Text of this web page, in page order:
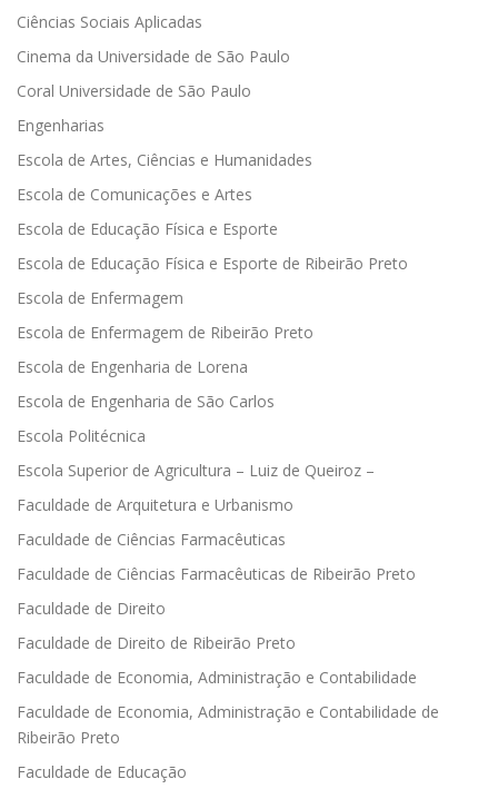
Ciências Sociais Aplicadas
Cinema da Universidade de São Paulo
Coral Universidade de São Paulo
Engenharias
Escola de Artes, Ciências e Humanidades
Escola de Comunicações e Artes
Escola de Educação Física e Esporte
Escola de Educação Física e Esporte de Ribeirão Preto
Escola de Enfermagem
Escola de Enfermagem de Ribeirão Preto
Escola de Engenharia de Lorena
Escola de Engenharia de São Carlos
Escola Politécnica
Escola Superior de Agricultura – Luiz de Queiroz –
Faculdade de Arquitetura e Urbanismo
Faculdade de Ciências Farmacêuticas
Faculdade de Ciências Farmacêuticas de Ribeirão Preto
Faculdade de Direito
Faculdade de Direito de Ribeirão Preto
Faculdade de Economia, Administração e Contabilidade
Faculdade de Economia, Administração e Contabilidade de
Ribeirão Preto
Faculdade de Educação